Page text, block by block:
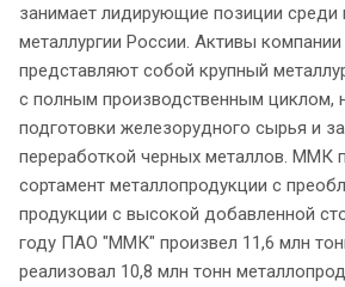
занимает лидирующие позиции среди
металлургии России. Активы
представляют собой крупный
с полным производственным циклом,
подготовки железорудного сырья и
переработкой черных металлов. ММК
сортамент металлопродукции с
продукции с высокой добавленной
году ПАО "ММК" произвел 11,6 млн
реализовал 10,8 млн тонн